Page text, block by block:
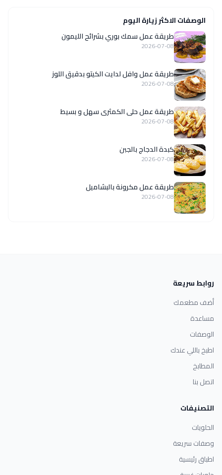
الوصفات الاكثر زيارة اليوم
طريقة عمل سمك بوري بشرائح الليمون
2026-07-08
طريقة عمل وافل لدايت الكيتو بدقيق اللوز
2026-07-08
طريقة عمل حلى الكمثرى سهل و بسيط
2026-07-08
كبدة الدجاج بالجبن
2026-07-08
طريقة عمل مكرونة بالبشاميل
2026-07-08
روابط سريعة
أضف مطعمك
مساعدة
الوصفات
اطبخ باللي عندك
المطابخ
اتصل بنا
التصنيفات
الحلويات
وصفات سريعة
اطباق رئيسية